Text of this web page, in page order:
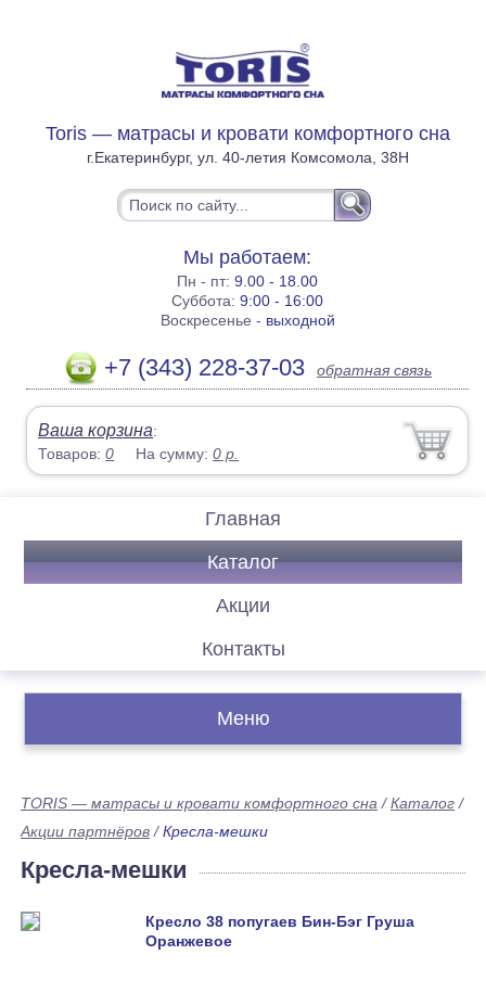
Toris — матрасы и кровати комфортного сна
г.Екатеринбург, ул. 40-летия Комсомола, 38Н
Мы работаем:
Пн - пт:9.00 - 18.00
Суббота:9:00 - 16:00
Воскресенье - выходной
+7 (343) 228-37-03 обратная связь
Ваша корзина:
Товаров:0 На сумму:0 р.
Главная
Каталог
Акции
Контакты
Меню
TORIS — матрасы и кровати комфортного сна /Каталог /
Акции партнёров /Кресла-мешки
Кресла-мешки
Кресло 38 попугаев Бин-Бэг Груша
Оранжевое